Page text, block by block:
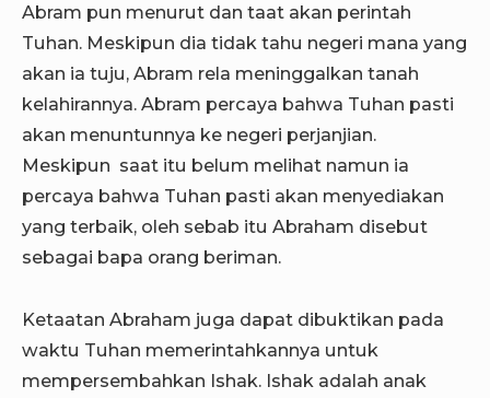
Abram pun menurut dan taat akan perintah
Tuhan. Meskipun dia tidak tahu negeri mana yang
akan ia tuju, Abram rela meninggalkan tanah
kelahirannya. Abram percaya bahwa Tuhan pasti
akan menuntunnya ke negeri perjanjian.
Meskipun saat itu belum melihat namun ia
percaya bahwa Tuhan pasti akan menyediakan
yang terbaik, oleh sebab itu Abraham disebut
sebagai bapa orang beriman.
Ketaatan Abraham juga dapat dibuktikan pada
waktu Tuhan memerintahkannya untuk
mempersembahkan Ishak. Ishak adalah anak